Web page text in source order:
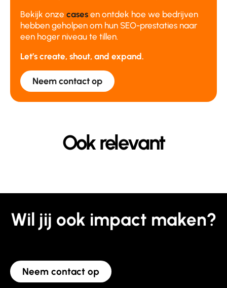
Bekijk onze cases en ontdek hoe we bedrijven
hebben geholpen om hun SEO-prestaties naar
een hoger niveau te tillen.
Let’s create, shout, and expand.
Neem contact op
Ook relevant
Wil jij ook impact maken?
Neem contact op